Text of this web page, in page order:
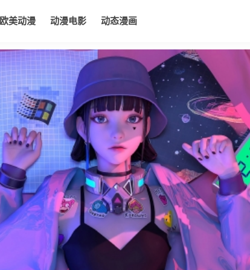
欧美动漫 动漫电影 动态漫画
动态漫画